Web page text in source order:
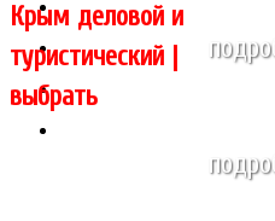
ПРОЖИВАНИЕ
Крым деловой и
туристический |
выбрать